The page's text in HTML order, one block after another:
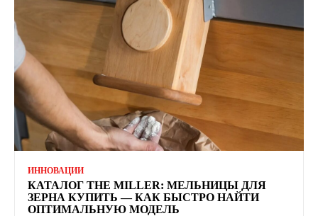
ИННОВАЦИИ
КАТАЛОГ THE MILLER: МЕЛЬНИЦЫ ДЛЯ
ЗЕРНА КУПИТЬ — КАК БЫСТРО НАЙТИ
ОПТИМАЛЬНУЮ МОДЕЛЬ